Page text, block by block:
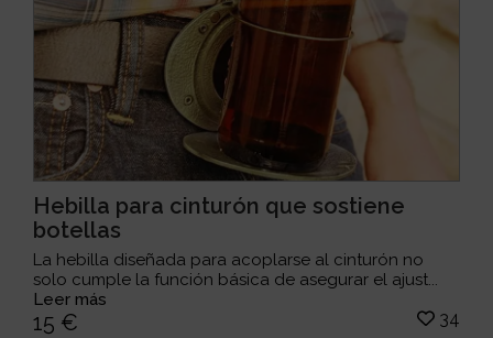
Hebilla para cinturón que sostiene
botellas
La hebilla diseñada para acoplarse al cinturón no
solo cumple la función básica de asegurar el ajust...
Leer más
15 € 34